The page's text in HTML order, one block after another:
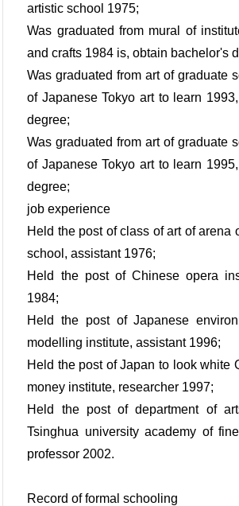
artistic school 1975;
Was graduated from mural of
and crafts 1984 is, obtain bachelor's
Was graduated from art of graduate
of Japanese Tokyo art to learn
degree;
Was graduated from art of graduate
of Japanese Tokyo art to learn
degree;
job experience
Held the post of class of art of arena
school, assistant 1976;
Held the post of Chinese opera
1984;
Held the post of Japanese
modelling institute, assistant 1996;
Held the post of Japan to look white
money institute, researcher 1997;
Held the post of department of
Tsinghua university academy of
professor 2002.
Record of formal schooling